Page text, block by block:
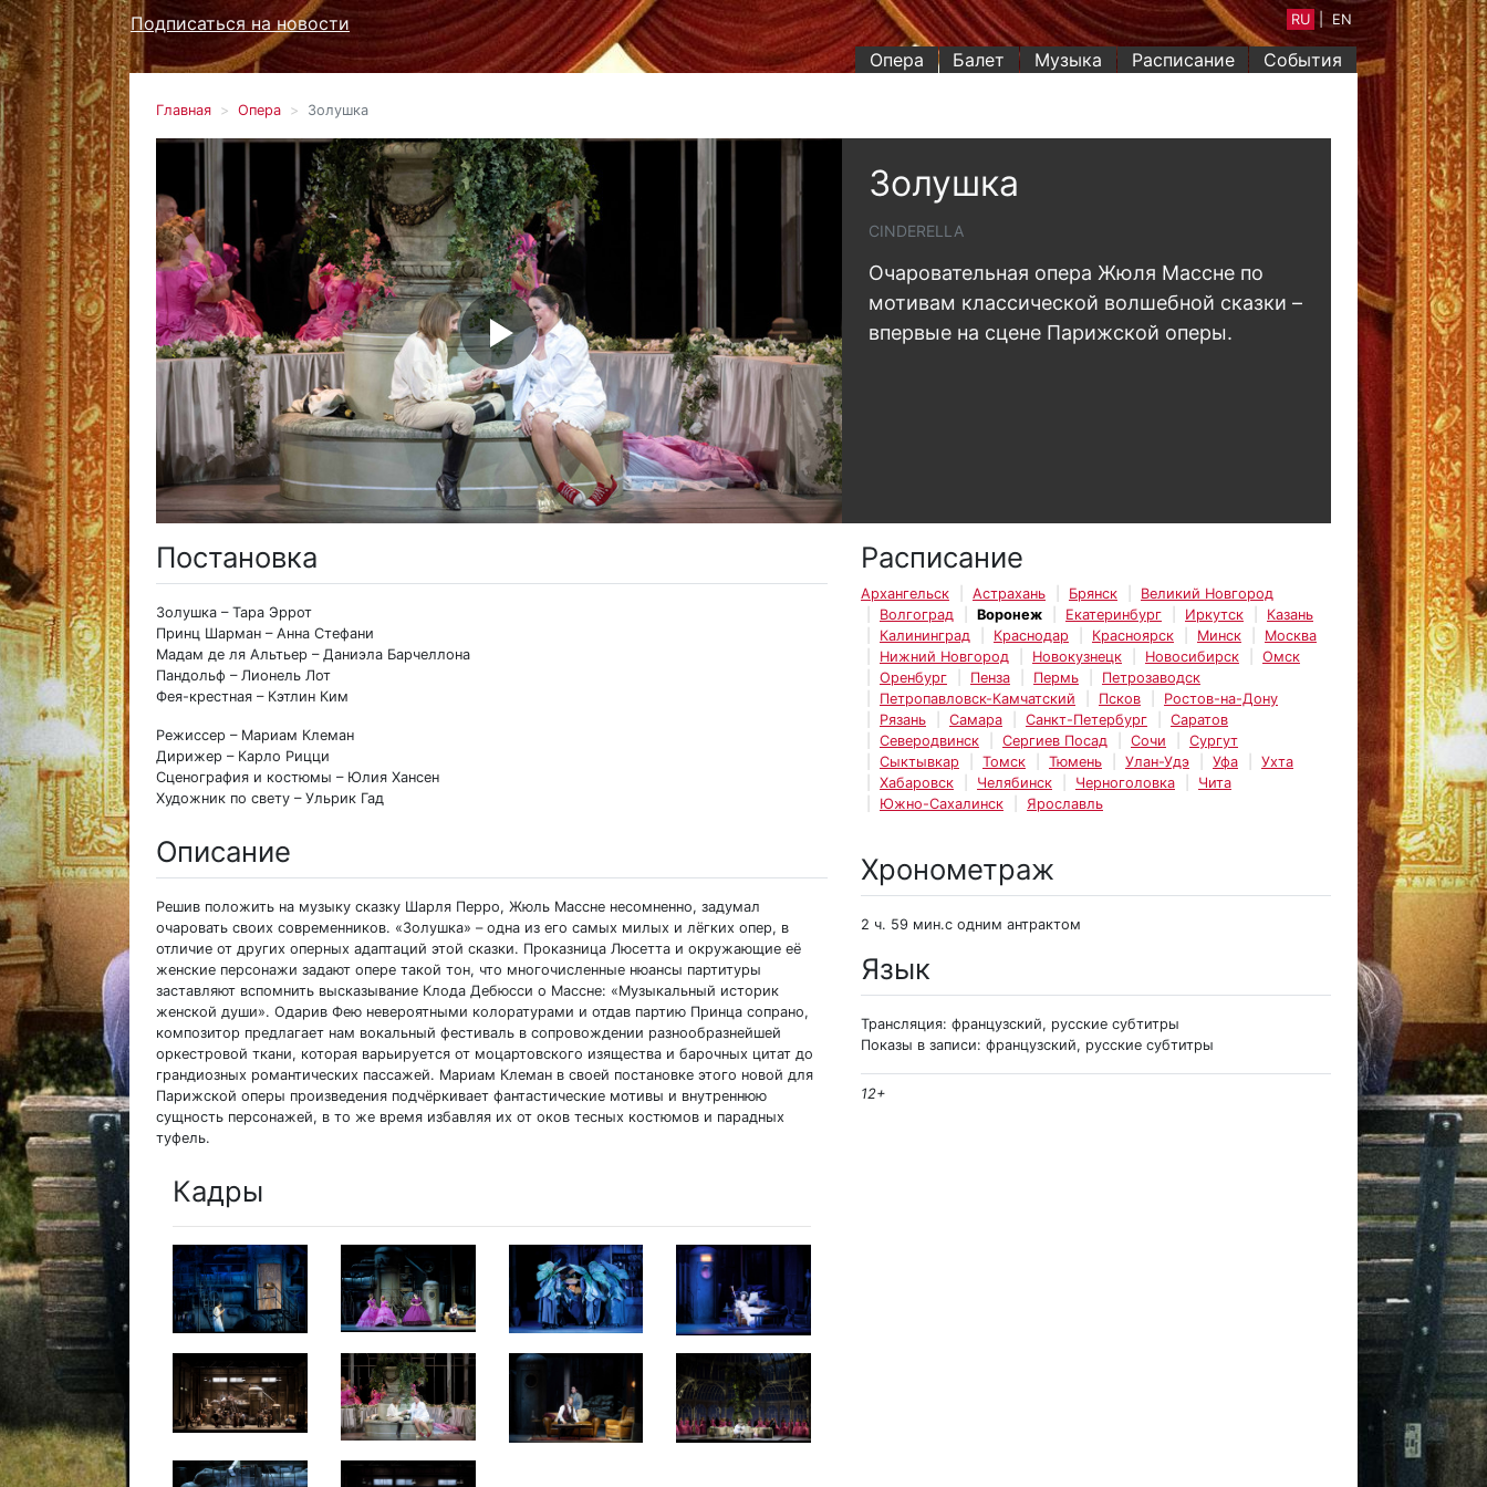
Опера Балет Музыка Расписание События
Подписаться на новости RU | EN
Главная Опера Золушка
Золушка
CINDERELLA
Очаровательная опера Жюля Массне по
мотивам классической волшебной сказки –
впервые на сцене Парижской оперы.
Постановка
Золушка – Тара Эррот
Принц Шарман – Анна Стефани
Мадам де ля Альтьер – Даниэла Барчеллона
Пандольф – Лионель Лот
Фея-крестная – Кэтлин Ким
Режиссер – Мариам Клеман
Дирижер – Карло Рицци
Сценография и костюмы – Юлия Хансен
Художник по свету – Ульрик Гад
Описание
Решив положить на музыку сказку Шарля Перро, Жюль Массне несомненно, задумал
очаровать своих современников. «Золушка» – одна из его самых милых и лёгких опер, в
отличие от других оперных адаптаций этой сказки. Проказница Люсетта и окружающие её
женские персонажи задают опере такой тон, что многочисленные нюансы партитуры
заставляют вспомнить высказывание Клода Дебюсси о Массне: «Музыкальный историк
женской души». Одарив Фею невероятными колоратурами и отдав партию Принца сопрано,
композитор предлагает нам вокальный фестиваль в сопровождении разнообразнейшей
оркестровой ткани, которая варьируется от моцартовского изящества и барочных цитат до
грандиозных романтических пассажей. Мариам Клеман в своей постановке этого новой для
Парижской оперы произведения подчёркивает фантастические мотивы и внутреннюю
сущность персонажей, в то же время избавляя их от оков тесных костюмов и парадных
туфель.
Кадры
Расписание
Архангельск Астрахань Брянск
Великий Новгород
Волгоград
Воронеж Екатеринбург Иркутск
Казань
Калининград
Краснодар Красноярск Минск
Москва
Нижний Новгород
Новокузнецк Новосибирск
Омск
Оренбург
Пенза Пермь
Петрозаводск
Петропавловск-Камчатский
Псков
Ростов-на-Дону
Рязань
Самара Санкт-Петербург
Саратов
Северодвинск
Сергиев Посад Сочи
Сургут
Сыктывкар
Томск Тюмень Улан-Удэ Уфа
Ухта
Хабаровск
Челябинск Черноголовка
Чита
Южно-Сахалинск
Ярославль
Хронометраж
2 ч. 59 мин.с одним антрактом
Язык
Трансляция: французский, русские субтитры
Показы в записи: французский, русские субтитры
12+